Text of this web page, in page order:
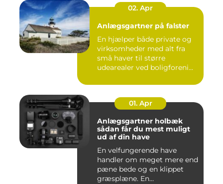
02. Apr
Anlægsgartner på falster
En hjælper både private og
virksomheder med alt fra
små haver til større
udearealer ved boligforeni...
01. Apr
Anlægsgartner holbæk
sådan får du mest muligt
ud af din have
En velfungerende have
handler om meget mere end
pæne bede og en klippet
græsplæne. En